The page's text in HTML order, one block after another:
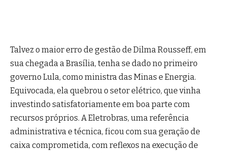
Talvez o maior erro de gestão de Dilma Rousseff, em
sua chegada a Brasília, tenha se dado no primeiro
governo Lula, como ministra das Minas e Energia.
Equivocada, ela quebrou o setor elétrico, que vinha
investindo satisfatoriamente em boa parte com
recursos próprios. A Eletrobras, uma referência
administrativa e técnica, ficou com sua geração de
caixa comprometida, com reflexos na execução de